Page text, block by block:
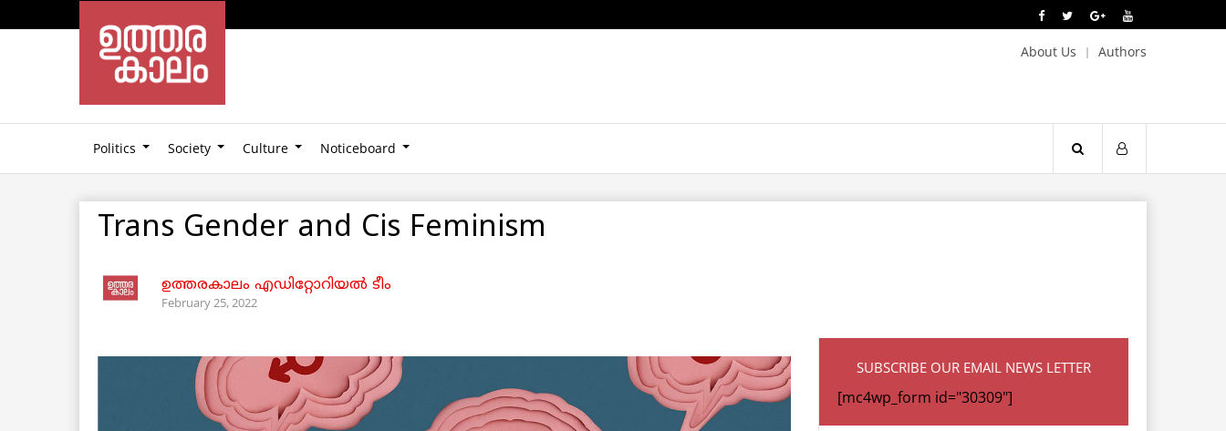
About Us Authors
Politics Society Culture Noticeboard
Trans Gender and Cis Feminism
ഉത്തരകാലം എഡിറ്റോറിയല്‍ ടീം
February 25, 2022
SUBSCRIBE OUR EMAIL NEWS LETTER
[mc4wp_form id="30309"]